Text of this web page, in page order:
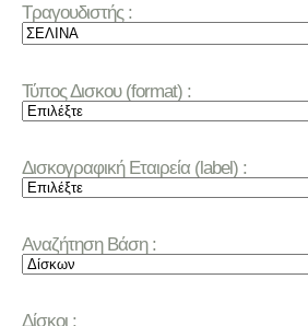
Τραγουδιστής :
Τύπος Δισκου (format) :
Δισκογραφική Εταιρεία (label) :
Αναζήτηση Βάση :
Δίσκοι :